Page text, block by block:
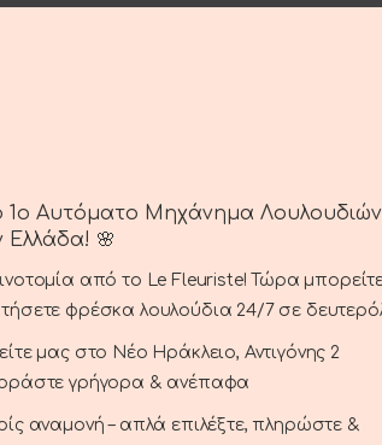
πού φέρνει τύχη.
1ο Αυτόματο Μηχάνημα Λουλουδιών
Ελλάδα! 🌸
από το Le Fleuriste! Τώρα
φρέσκα λουλούδια 24/7 σε
μας στο Νέο Ηράκλειο, Αντιγόνης 2
γρήγορα & ανέπαφα
αναμονή – απλά επιλέξτε, πληρώστε &